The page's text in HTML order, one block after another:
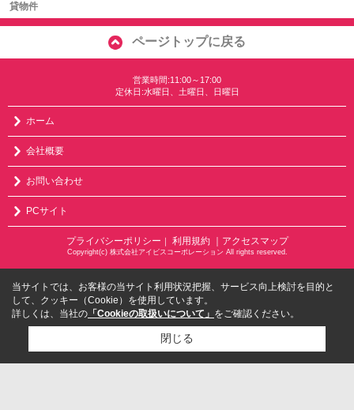
貸物件
ページトップに戻る
営業時間:11:00～17:00
定休日:水曜日、土曜日、日曜日
ホーム
会社概要
お問い合わせ
PCサイト
プライバシーポリシー ｜ 利用規約 ｜アクセスマップ
Copyright(c) 株式会社アイビスコーポレーション All rights reserved.
当サイトでは、お客様の当サイト利用状況把握、サービス向上検討を目的と
して、クッキー（Cookie）を使用しています。
詳しくは、当社の 「Cookieの取扱いについて」 をご確認ください。
閉じる